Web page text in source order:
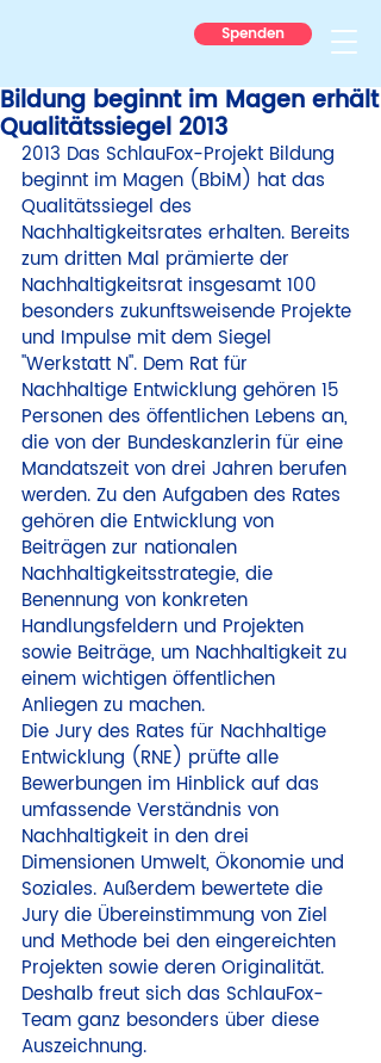
Spenden
Bildung beginnt im Magen erhält
Qualitätssiegel 2013
2013 Das SchlauFox-Projekt Bildung
beginnt im Magen (BbiM) hat das
Qualitätssiegel des
Nachhaltigkeitsrates erhalten. Bereits
zum dritten Mal prämierte der
Nachhaltigkeitsrat insgesamt 100
besonders zukunftsweisende Projekte
und Impulse mit dem Siegel
"Werkstatt N". Dem Rat für
Nachhaltige Entwicklung gehören 15
Personen des öffentlichen Lebens an,
die von der Bundeskanzlerin für eine
Mandatszeit von drei Jahren berufen
werden. Zu den Aufgaben des Rates
gehören die Entwicklung von
Beiträgen zur nationalen
Nachhaltigkeitsstrategie, die
Benennung von konkreten
Handlungsfeldern und Projekten
sowie Beiträge, um Nachhaltigkeit zu
einem wichtigen öffentlichen
Anliegen zu machen.
Die Jury des Rates für Nachhaltige
Entwicklung (RNE) prüfte alle
Bewerbungen im Hinblick auf das
umfassende Verständnis von
Nachhaltigkeit in den drei
Dimensionen Umwelt, Ökonomie und
Soziales. Außerdem bewertete die
Jury die Übereinstimmung von Ziel
und Methode bei den eingereichten
Projekten sowie deren Originalität.
Deshalb freut sich das SchlauFox-
Team ganz besonders über diese
Auszeichnung.